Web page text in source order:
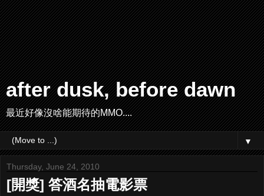
after dusk, before dawn
最近好像沒啥能期待的MMO....
▼
Thursday, June 24, 2010
[開獎] 答酒名抽電影票